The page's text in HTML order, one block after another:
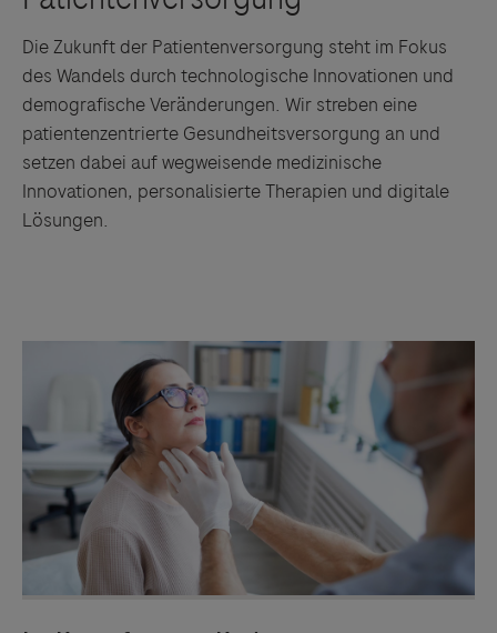
Die Zukunft der Patientenversorgung steht im Fokus
des Wandels durch technologische Innovationen und
demografische Veränderungen. Wir streben eine
patientenzentrierte Gesundheitsversorgung an und
setzen dabei auf wegweisende medizinische
Innovationen, personalisierte Therapien und digitale
Lösungen.